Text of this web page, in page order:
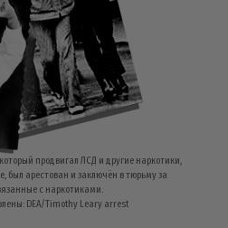
продвигал ЛСД и другие наркотики,
был арестован и заключён в тюрьму за
с наркотиками.
DEA/Timothy Leary arrest